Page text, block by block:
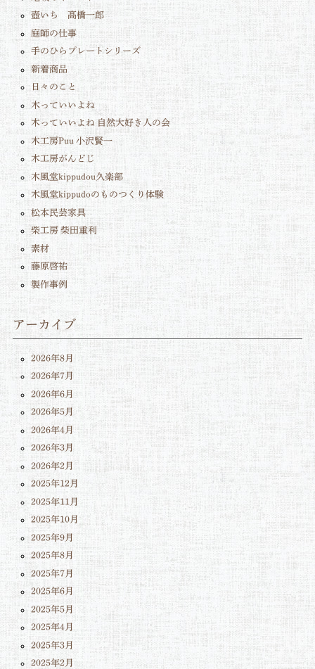
壺いち 髙橋一郎
庭師の仕事
手のひらプレートシリーズ
新着商品
日々のこと
木っていいよね
木っていいよね 自然大好き人の会
木工房Puu 小沢賢一
木工房がんどじ
木風堂kippudou久楽部
木風堂kippudoのものつくり体験
松本民芸家具
柴工房 柴田重利
素材
藤原啓祐
製作事例
アーカイブ
2026年8月
2026年7月
2026年6月
2026年5月
2026年4月
2026年3月
2026年2月
2025年12月
2025年11月
2025年10月
2025年9月
2025年8月
2025年7月
2025年6月
2025年5月
2025年4月
2025年3月
2025年2月